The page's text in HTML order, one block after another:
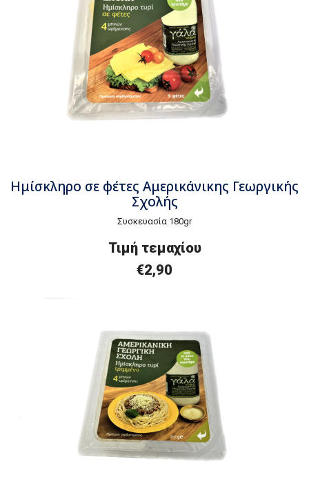
Ημίσκληρο σε φέτες Αμερικάνικης Γεωργικής
Σχολής
Συσκευασία 180gr
Τιμή τεμαχίου
€2,90